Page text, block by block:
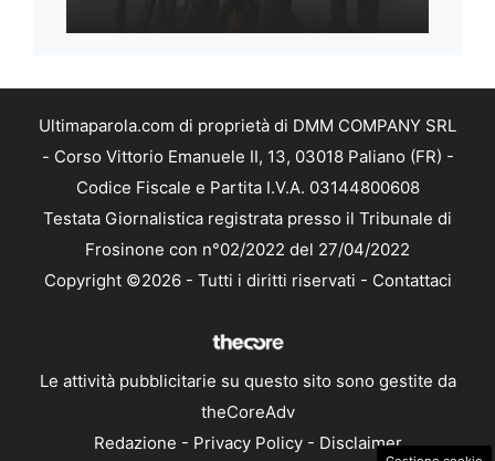
Ultimaparola.com di proprietà di DMM COMPANY SRL
- Corso Vittorio Emanuele II, 13, 03018 Paliano (FR) -
Codice Fiscale e Partita I.V.A. 03144800608
Testata Giornalistica registrata presso il Tribunale di
Frosinone con n°02/2022 del 27/04/2022
Copyright ©2026 - Tutti i diritti riservati - Contattaci
Le attività pubblicitarie su questo sito sono gestite da
theCoreAdv
Redazione - Privacy Policy- Disclaimer